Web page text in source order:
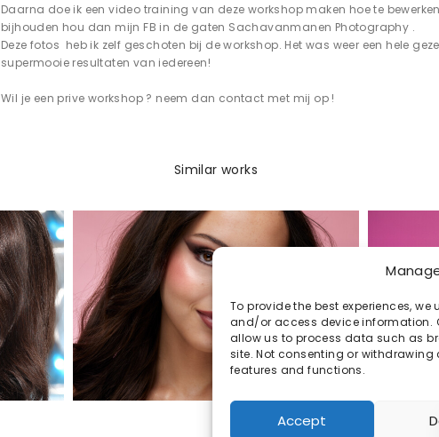
To provide the best experiences,
and/or access device information.
allow us to process data such as
site. Not consenting or
features and functions.
Accept
Daarna doe ik een video training van deze workshop maken hoe te
bijhouden hou dan mijn FB in de gaten Sachavanmanen Photography .
Deze fotos heb ik zelf geschoten bij de workshop. Het was weer een hele
supermooie resultaten van iedereen!
Wil je een prive workshop ? neem dan contact met mij op !
Similar works